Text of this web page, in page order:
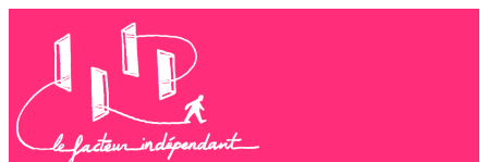
contenu